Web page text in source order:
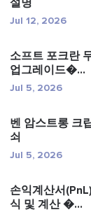
Jul 12, 2026
소프트 포크란
업그레이드�...
Jul 5, 2026
벤 암스트롱 크
쇠
Jul 5, 2026
손익계산서
식 및 계산 �...